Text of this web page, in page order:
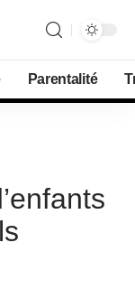
Parentalité